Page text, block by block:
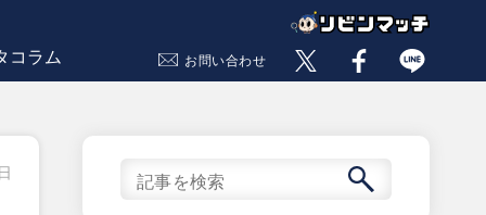
コラム お問い合わせ